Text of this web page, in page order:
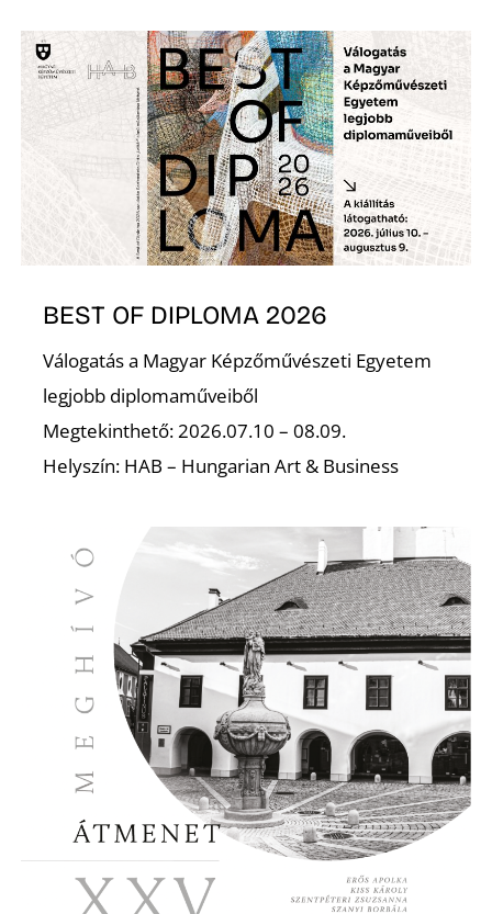
BEST OF DIPLOMA 2026
Válogatás a Magyar Képzőművészeti Egyetem
legjobb diplomaműveiből
Megtekinthető: 2026.07.10 – 08.09.
Helyszín: HAB – Hungarian Art & Business